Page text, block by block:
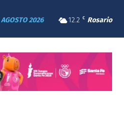
12.2 C Rosario
AGOSTO 2026